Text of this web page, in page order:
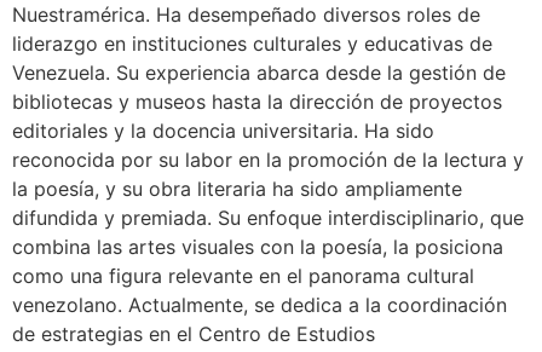
Nuestramérica. Ha desempeñado diversos roles de
liderazgo en instituciones culturales y educativas de
Venezuela. Su experiencia abarca desde la gestión de
bibliotecas y museos hasta la dirección de proyectos
editoriales y la docencia universitaria. Ha sido
reconocida por su labor en la promoción de la lectura y
la poesía, y su obra literaria ha sido ampliamente
difundida y premiada. Su enfoque interdisciplinario, que
combina las artes visuales con la poesía, la posiciona
como una figura relevante en el panorama cultural
venezolano. Actualmente, se dedica a la coordinación
de estrategias en el Centro de Estudios